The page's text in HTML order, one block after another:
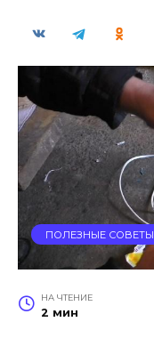
ПОЛЕЗНЫЕ СОВЕТЫ
НА ЧТЕНИЕ
2 мин